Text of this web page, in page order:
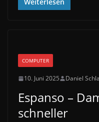
COMPUTER
10. Juni 2025 Daniel
Espanso –
schneller